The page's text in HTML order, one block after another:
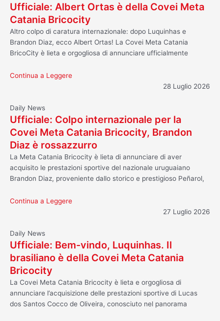
Ufficiale: Albert Ortas è della Covei Meta
Catania Bricocity
Altro colpo di caratura internazionale: dopo Luquinhas e
Brandon Diaz, ecco Albert Ortas! La Covei Meta Catania
BricoCity è lieta e orgogliosa di annunciare ufficialmente
Continua a Leggere
28 Luglio 2026
Daily News
Ufficiale: Colpo internazionale per la
Covei Meta Catania Bricocity, Brandon
Diaz è rossazzurro
La Meta Catania Bricocity è lieta di annunciare di aver
acquisito le prestazioni sportive del nazionale uruguaiano
Brandon Diaz, proveniente dallo storico e prestigioso Peñarol,
Continua a Leggere
27 Luglio 2026
Daily News
Ufficiale: Bem-vindo, Luquinhas. Il
brasiliano è della Covei Meta Catania
Bricocity
La Covei Meta Catania Bricocity è lieta e orgogliosa di
annunciare l’acquisizione delle prestazioni sportive di Lucas
dos Santos Cocco de Oliveira, conosciuto nel panorama